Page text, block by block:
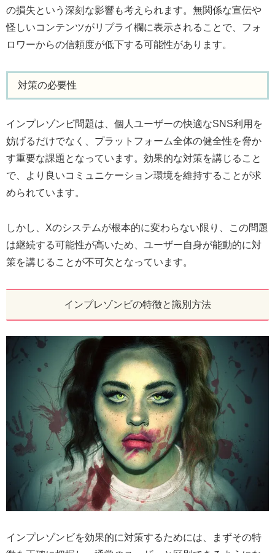
の損失という深刻な影響も考えられます。無関係な宣伝や
怪しいコンテンツがリプライ欄に表示されることで、フォ
ロワーからの信頼度が低下する可能性があります。
対策の必要性
インプレゾンビ問題は、個人ユーザーの快適なSNS利用を
妨げるだけでなく、プラットフォーム全体の健全性を脅か
す重要な課題となっています。効果的な対策を講じること
で、より良いコミュニケーション環境を維持することが求
められています。
しかし、Xのシステムが根本的に変わらない限り、この問題
は継続する可能性が高いため、ユーザー自身が能動的に対
策を講じることが不可欠となっています。
インプレゾンビの特徴と識別方法
インプレゾンビを効果的に対策するためには、まずその特